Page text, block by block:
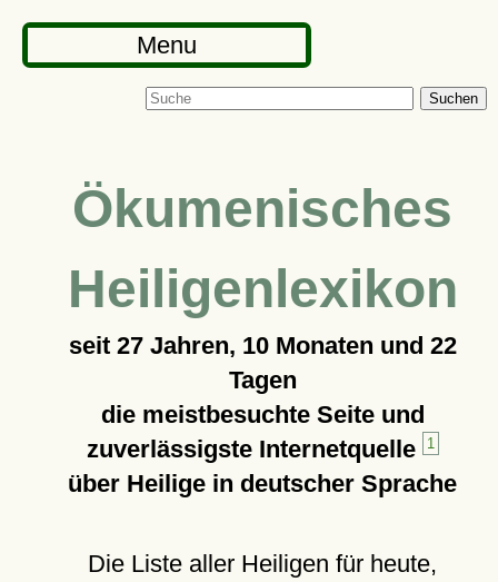
Menu
Suchen
Ökumenisches
Heiligenlexikon
seit 27 Jahren, 10 Monaten und 22
Tagen
die meistbesuchte Seite und
zuverlässigste Internetquelle
1
über Heilige in deutscher Sprache
Die Liste aller Heiligen für heute,